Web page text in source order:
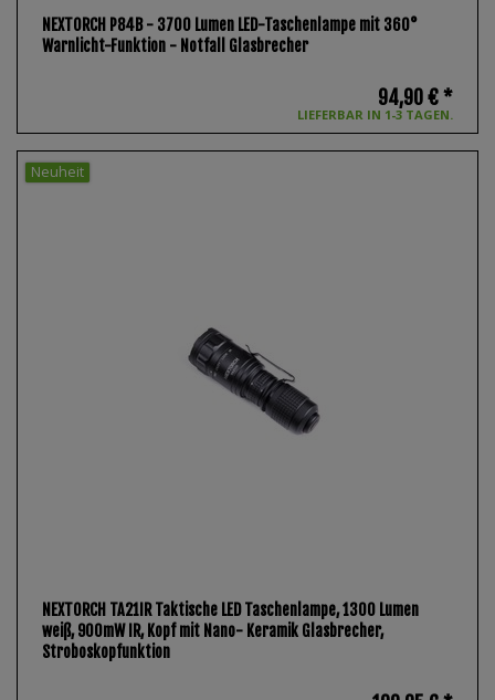
NEXTORCH P84B - 3700 Lumen LED-Taschenlampe mit 360°
Warnlicht-Funktion - Notfall Glasbrecher
LIEFERBAR IN 1-3 TAGEN.
94,90 € *
Neuheit
NEXTORCH TA21IR Taktische LED Taschenlampe, 1300 Lumen
weiß, 900mW IR, Kopf mit Nano- Keramik Glasbrecher,
Stroboskopfunktion